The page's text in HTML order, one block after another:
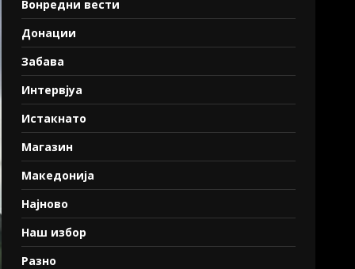
Вонредни вести
Донации
Забава
Интервјуа
Истакнато
Магазин
Македонија
Најново
Наш избор
Разно